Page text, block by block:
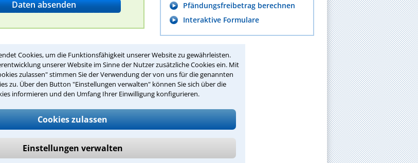
Cookies, um die Funktionsfähigkeit unserer Website zu gewährleisten.
unserer Website im Sinne der Nutzer zusätzliche Cookies ein. Mit
zulassen" stimmen Sie der Verwendung der von uns für die genannten
zu. Über den Button "Einstellungen verwalten" können Sie sich über die
informieren und den Umfang Ihrer Einwilligung konfigurieren.
Cookies zulassen
Einstellungen verwalten
Rechtsschutz in
gewerblichen Rechtsschutz
- sie alle benötigen eine
Auf dieser Seite finden Sie eine
Der Anwalt-Suchservice
für Ihren Fall zu finden!
Pfändungsfreibetrag berechnen
Interaktive Formulare